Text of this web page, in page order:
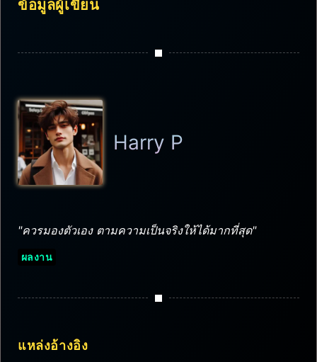
ข้อมูลผู้เขียน
Harry P
"ควรมองตัวเอง ตามความเป็นจริงให้ได้มากที่สุด"
ผลงาน
แหล่งอ้างอิง